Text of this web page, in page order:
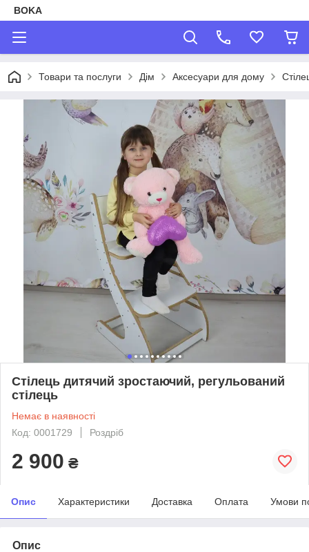
BOKA
Товари та послуги Дім Аксесуари для дому
Стілець дитячий зростаючий, регульований
стілець
Немає в наявності
Код: 0001729
Роздріб
2 900 ₴
Опис Характеристики Доставка Оплата Умови
Опис